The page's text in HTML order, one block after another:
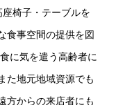
椅子・テーブルを
食事空間の提供を図
に気を遣う高齢者に
た地元地域資源でも
方からの来店者にも